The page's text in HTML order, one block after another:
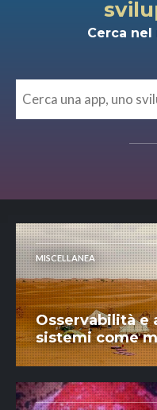
Cerca
MISCELLANEA
Osservabilità e
sistemi come